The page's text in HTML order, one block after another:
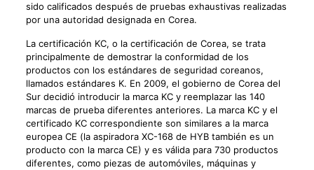
sido calificados después de pruebas exhaustivas realizadas
por una autoridad designada en Corea.
La certificación KC, o la certificación de Corea, se trata
principalmente de demostrar la conformidad de los
productos con los estándares de seguridad coreanos,
llamados estándares K. En 2009, el gobierno de Corea del
Sur decidió introducir la marca KC y reemplazar las 140
marcas de prueba diferentes anteriores. La marca KC y el
certificado KC correspondiente son similares a la marca
europea CE (la aspiradora XC-168 de HYB también es un
producto con la marca CE) y es válida para 730 productos
diferentes, como piezas de automóviles, máquinas y